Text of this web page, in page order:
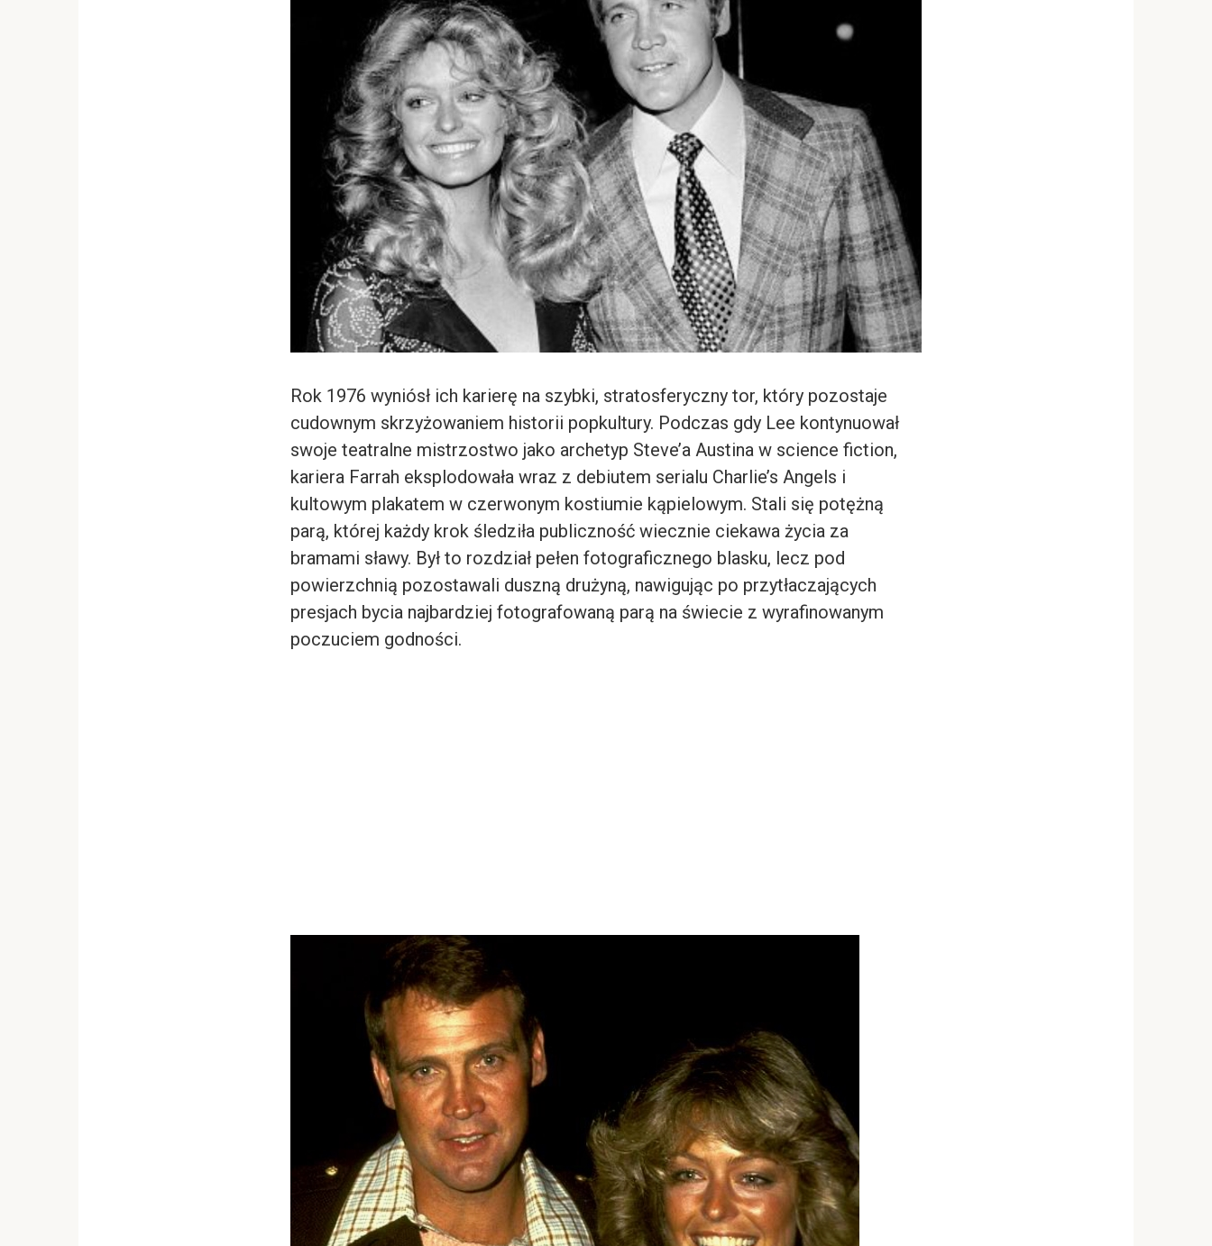
Rok 1976 wyniósł ich karierę na szybki, stratosferyczny tor, który pozostaje
cudownym skrzyżowaniem historii popkultury. Podczas gdy Lee kontynuował
swoje teatralne mistrzostwo jako archetyp Steve’a Austina w science fiction,
kariera Farrah eksplodowała wraz z debiutem serialu Charlie’s Angels i
kultowym plakatem w czerwonym kostiumie kąpielowym. Stali się potężną
parą, której każdy krok śledziła publiczność wiecznie ciekawa życia za
bramami sławy. Był to rozdział pełen fotograficznego blasku, lecz pod
powierzchnią pozostawali duszną drużyną, nawigując po przytłaczających
presjach bycia najbardziej fotografowaną parą na świecie z wyrafinowanym
poczuciem godności.